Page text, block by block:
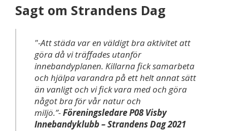
Sagt om Strandens Dag
"-Att städa var en väldigt bra aktivitet att
göra då vi träffades utanför
innebandyplanen. Killarna fick samarbeta
och hjälpa varandra på ett helt annat sätt
än vanligt och vi fick vara med och göra
något bra för vår natur och
miljö.”-Föreningsledare P08 Visby
Innebandyklubb – Strandens Dag 2021